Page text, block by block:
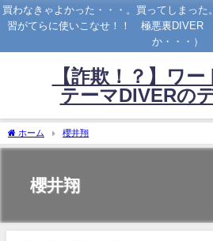
買わなきゃよかった・・・。買ってしまった
習がてらに使いこなせ！！ 極悪裏DIVER
か・・・）
【詐欺！？】ワー
テーマDIVERの
ホーム 櫻井翔
櫻井翔